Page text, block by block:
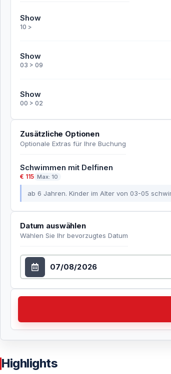
Show
10 >
Show
03 > 09
Show
00 > 02
Zusätzliche Optionen
Optionale Extras für Ihre Buchung
Schwimmen mit Delfinen
€ 115 Max: 10
ab 6 Jahren. Kinder im Alter von 03-05
Datum auswählen
Wählen Sie Ihr bevorzugtes Datum
Datum auswählen
Verfügbarkeit prüfen Wählen Sie Ihr
Highlights